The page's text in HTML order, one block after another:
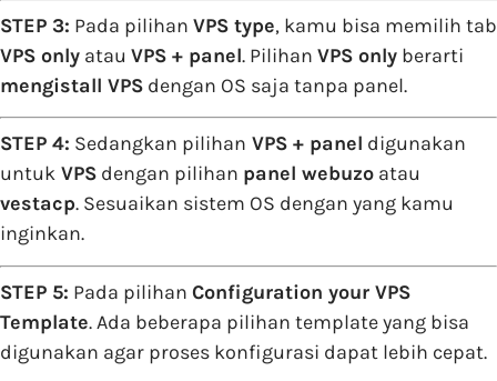
STEP 3: Pada pilihan VPS type, kamu bisa memilih tab
VPS only atau VPS + panel. Pilihan VPS only berarti
mengistall VPS dengan OS saja tanpa panel.
STEP 4: Sedangkan pilihan VPS + panel digunakan
untuk VPS dengan pilihan panel webuzo atau
vestacp. Sesuaikan sistem OS dengan yang kamu
inginkan.
STEP 5: Pada pilihan Configuration your VPS
Template. Ada beberapa pilihan template yang bisa
digunakan agar proses konfigurasi dapat lebih cepat.